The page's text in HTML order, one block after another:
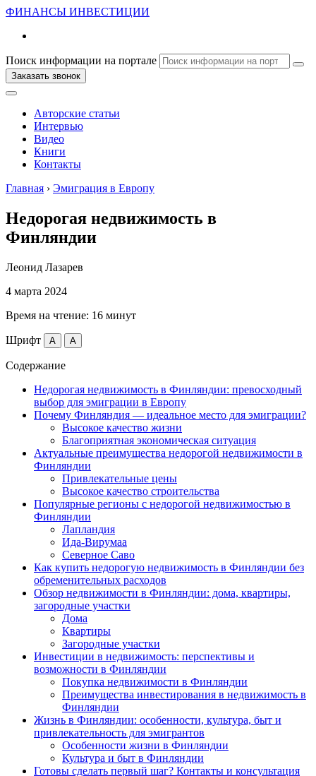
ФИНАНСЫ ИНВЕСТИЦИИ
Поиск информации на портале
Заказать звонок
Авторские статьи
Интервью
Видео
Книги
Контакты
Главная › Эмиграция в Европу
Недорогая недвижимость в
Финляндии
Леонид Лазарев
4 марта 2024
Время на чтение: 16 минут
Шрифт A A
Содержание
Недорогая недвижимость в Финляндии: превосходный
выбор для эмиграции в Европу
Почему Финляндия — идеальное место для эмиграции?
Высокое качество жизни
Благоприятная экономическая ситуация
Актуальные преимущества недорогой недвижимости в
Финляндии
Привлекательные цены
Высокое качество строительства
Популярные регионы с недорогой недвижимостью в
Финляндии
Лапландия
Ида-Вирумаа
Северное Саво
Как купить недорогую недвижимость в Финляндии без
обременительных расходов
Обзор недвижимости в Финляндии: дома, квартиры,
загородные участки
Дома
Квартиры
Загородные участки
Инвестиции в недвижимость: перспективы и
возможности в Финляндии
Покупка недвижимости в Финляндии
Преимущества инвестирования в недвижимость в
Финляндии
Жизнь в Финляндии: особенности, культура, быт и
привлекательность для эмигрантов
Особенности жизни в Финляндии
Культура и быт в Финляндии
Готовы сделать первый шаг? Контакты и консультация